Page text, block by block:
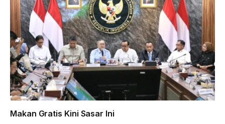
Makan Gratis Kini Sasar Ini